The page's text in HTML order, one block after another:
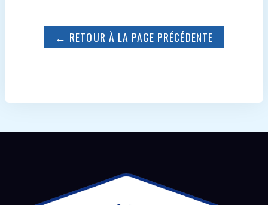
← RETOUR À LA PAGE PRÉCÉDENTE